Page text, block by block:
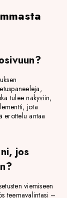
tulee näkyviin,
jota
erottelu antaa
jos
viemiseen
teemavalintasi –